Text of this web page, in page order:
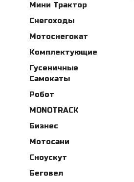
Мини Трактор
Снегоходы
Мотоснегокат
Комплектующие
Гусеничные
Самокаты
Робот
MONOTRACK
Бизнес
Мотосани
Сноускут
Беговел